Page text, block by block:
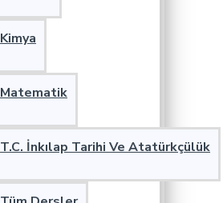
Kimya
Matematik
T.C. İnkılap Tarihi Ve Atatürkçülük